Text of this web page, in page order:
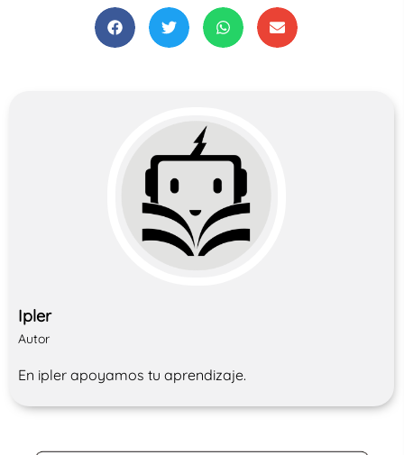
Ipler
Autor
En ipler apoyamos tu aprendizaje.